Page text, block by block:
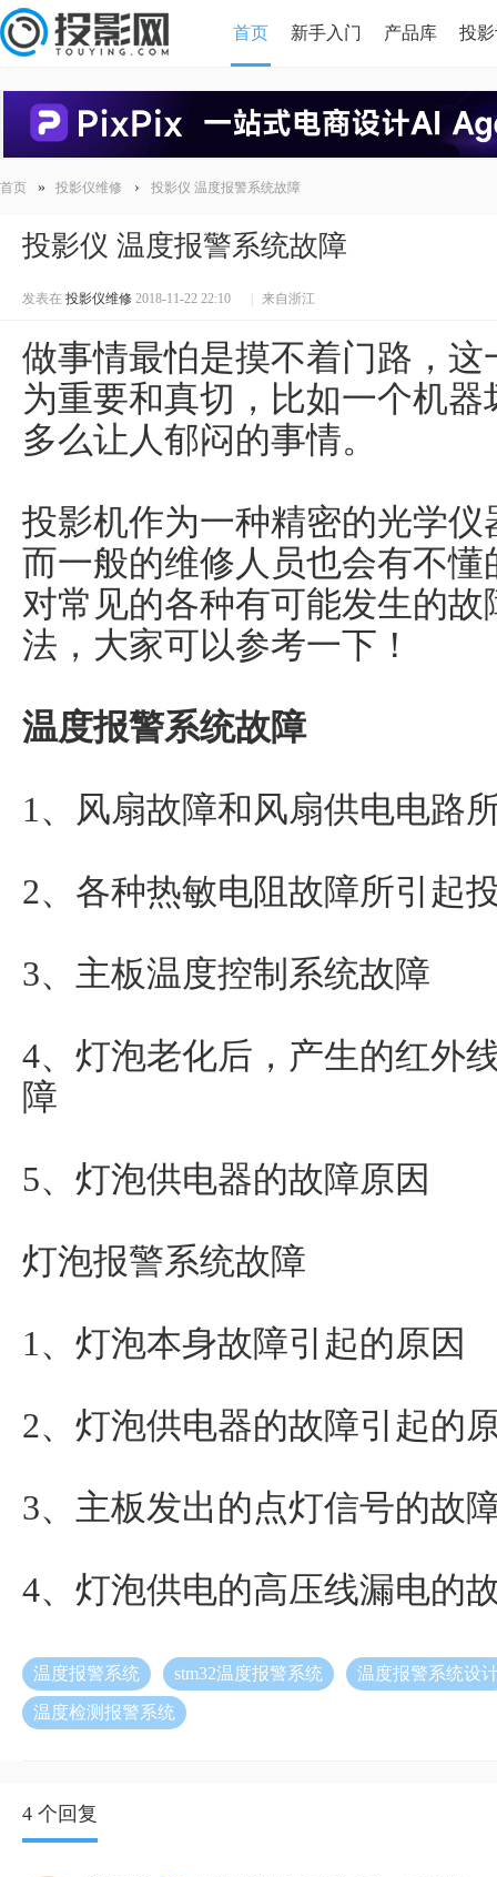
首页 新手入门 产品库 投
HDMI版本对比
首页 » 投影仪维修 › 投影仪 温度报警系统故障
投影仪 温度报警系统故障
发表在 投影仪维修 2018-11-22 22:10 来自浙江
做事情最怕是摸不着门路，
为重要和真切，比如一个机
多么让人郁闷的事情。
投影机作为一种精密的光学
而一般的维修人员也会有不
对常见的各种有可能发生的
法，大家可以参考一下！
温度报警系统故障
1、风扇故障和风扇供电电路
2、各种热敏电阻故障所引起
3、主板温度控制系统故障
4、灯泡老化后，产生的红外
障
5、灯泡供电器的故障原因
灯泡报警系统故障
1、灯泡本身故障引起的原因
2、灯泡供电器的故障引起的
3、主板发出的点灯信号的故
4、灯泡供电的高压线漏电的
温度报警系统 stm32温度报警系统 温度报警系统设
温度检测报警系统
4 个回复